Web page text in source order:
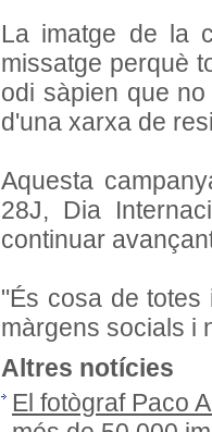
La imatge de la
missatge perquè
odi sàpien que
d'una xarxa de
Aquesta
28J, Dia
continuar
"És cosa de
màrgens socials i
Altres notícies
El fotògraf Paco